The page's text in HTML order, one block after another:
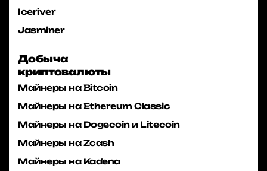
Iceriver
Jasminer
Добыча
криптовалюты
Майнеры на Bitcoin
Майнеры на Ethereum Classic
Майнеры на Dogecoin и Litecoin
Майнеры на Zcash
Майнеры на Kadena